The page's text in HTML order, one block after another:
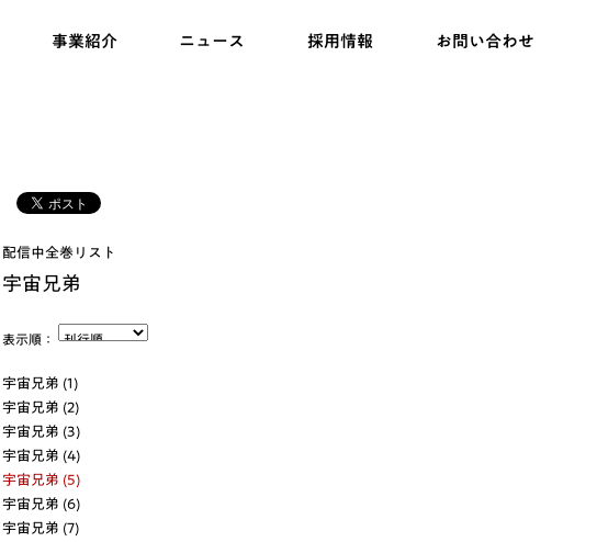
事業紹介 ニュース 採用情報 お問い合わせ
配信中全巻リスト
宇宙兄弟
表示順：
宇宙兄弟 (1)
宇宙兄弟 (2)
宇宙兄弟 (3)
宇宙兄弟 (4)
宇宙兄弟 (5)
宇宙兄弟 (6)
宇宙兄弟 (7)